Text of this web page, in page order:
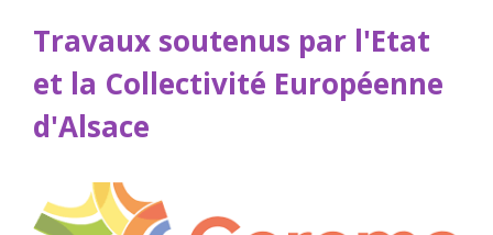
Travaux soutenus par l'Etat
et la Collectivité Européenne
d'Alsace